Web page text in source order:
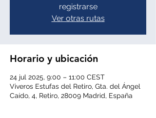
registrarse
Ver otras rutas
Horario y ubicación
24 jul 2025, 9:00 – 11:00 CEST
Viveros Estufas del Retiro, Gta. del Ángel
Caído, 4, Retiro, 28009 Madrid, España